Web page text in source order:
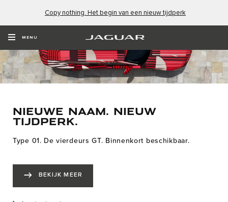
Copy nothing. Het begin van een nieuw tijdperk
MENU
NIEUWE NAAM. NIEUW
TIJDPERK.
Type 01. De vierdeurs GT. Binnenkort beschikbaar.
BEKIJK MEER